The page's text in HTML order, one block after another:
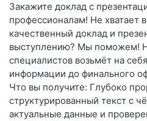
Закажите доклад с
профессионалам! Не хватает
качественный доклад и
выступлению? Мы поможем!
специалистов возьмёт на
информации до финального
Что вы получите: Глубоко
структурированный текст с
актуальные данные и